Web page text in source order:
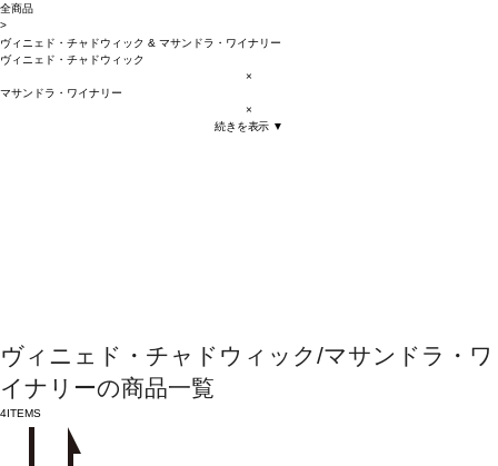
全商品
>
ヴィニェド・チャドウィック & マサンドラ・ワイナリー
ヴィニェド・チャドウィック
×
マサンドラ・ワイナリー
×
続きを表示 ▼
ヴィニェド・チャドウィック/マサンドラ・ワ
イナリーの商品一覧
4ITEMS